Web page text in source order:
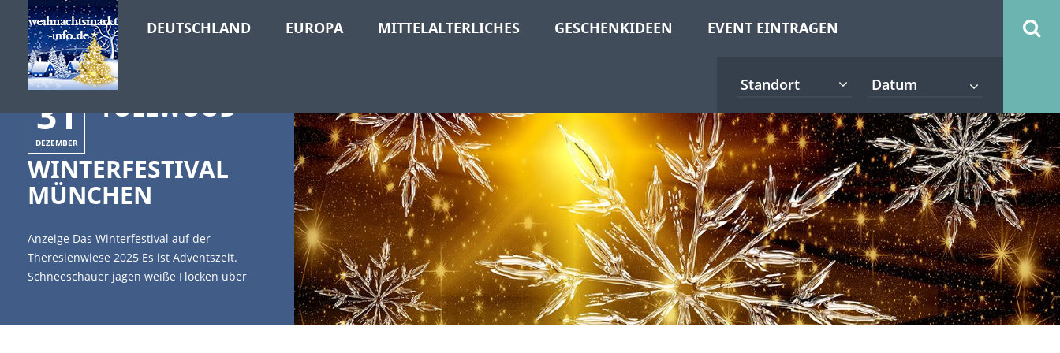
DEUTSCHLAND EUROPA MITTELALTERLICHES GESCHENKIDEEN EVENT EINTRAGEN
Standort
31
DEZEMBER
TOLLWOOD
WINTERFESTIVAL
MÜNCHEN
Anzeige Das Winterfestival auf der
Theresienwiese 2025 Es ist Adventszeit.
Schneeschauer jagen weiße Flocken über